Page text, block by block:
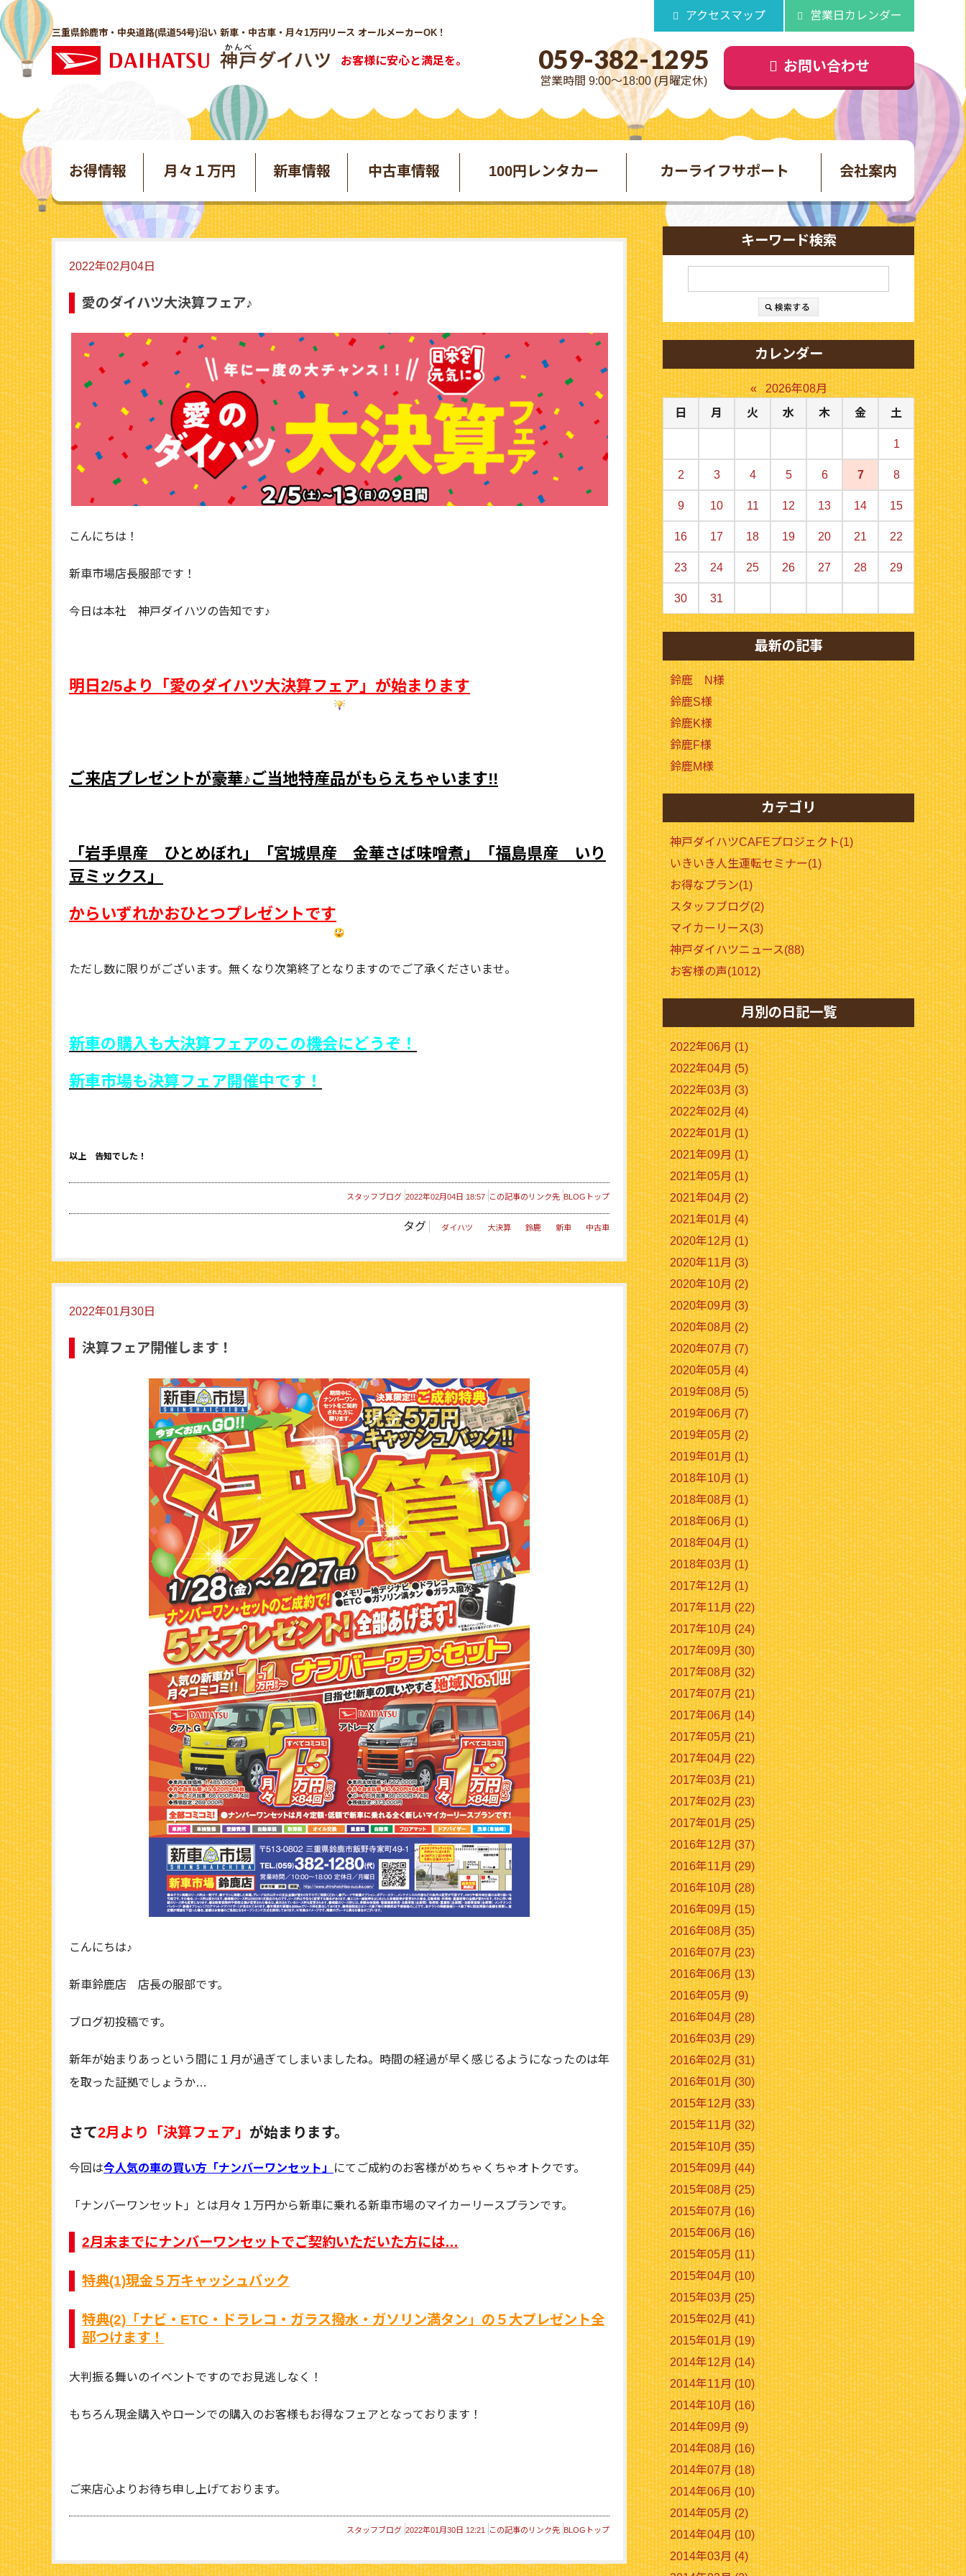
三重県鈴鹿市・中央道路(県道54号)沿い 新車・中古車・月々1万円リース オールメーカーOK！
お客様に安心と満足を。
アクセスマップ 営業日カレンダー
059-382-1295
営業時間 9:00～18:00 (月曜定休)
お問い合わせ
お得情報 月々１万円 新車情報 中古車情報 100円レンタカー カーライフサポート 会社案内
2022年02月04日
愛のダイハツ大決算フェア♪
こんにちは！
新車市場店長服部です！
今日は本社 神戸ダイハツの告知です♪
明日2/5より「愛のダイハツ大決算フェア」が始まります
ご来店プレゼントが豪華♪ご当地特産品がもらえちゃいます!!
「岩手県産 ひとめぼれ」「宮城県産 金華さば味噌煮」「福島県産 いり
豆ミックス」
からいずれかおひとつプレゼントです
ただし数に限りがございます。無くなり次第終了となりますのでご了承くださいませ。
新車の購入も大決算フェアのこの機会にどうぞ！
新車市場も決算フェア開催中です！
以上 告知でした！
スタッフブログ 2022年02月04日 18:57 この記事のリンク先 BLOGトップ
タグ ダイハツ 大決算 鈴鹿 新車 中古車
2022年01月30日
決算フェア開催します！
こんにちは♪
新車鈴鹿店 店長の服部です。
ブログ初投稿です。
新年が始まりあっという間に１月が過ぎてしまいましたね。時間の経過が早く感じるようになったのは年
を取った証拠でしょうか…
さて2月より「決算フェア」 が始まります。
今回は今人気の車の買い方「ナンバーワンセット」 にてご成約のお客様がめちゃくちゃオトクです。
「ナンバーワンセット」とは月々１万円から新車に乗れる新車市場のマイカーリースプランです。
2月末までにナンバーワンセットでご契約いただいた方には…
特典(1)現金５万キャッシュバック
特典(2)「ナビ・ETC・ドラレコ・ガラス撥水・ガソリン満タン」の５大プレゼント全
部つけます！
大判振る舞いのイベントですのでお見逃しなく！
もちろん現金購入やローンでの購入のお客様もお得なフェアとなっております！
ご来店心よりお待ち申し上げております。
スタッフブログ 2022年01月30日 12:21 この記事のリンク先 BLOGトップ
キーワード検索
カレンダー
«
2026年08月
日
月 火 水 木 金 土
1
2 3 4 5 6 7 8
9 10 11 12 13 14 15
16 17 18 19 20 21 22
23 24 25 26 27 28 29
30 31
最新の記事
鈴鹿 N様
鈴鹿S様
鈴鹿K様
鈴鹿F様
鈴鹿M様
カテゴリ
神戸ダイハツCAFEプロジェクト(1)
いきいき人生運転セミナー(1)
お得なプラン(1)
スタッフブログ(2)
マイカーリース(3)
神戸ダイハツニュース(88)
お客様の声(1012)
月別の日記一覧
2022年06月 (1)
2022年04月 (5)
2022年03月 (3)
2022年02月 (4)
2022年01月 (1)
2021年09月 (1)
2021年05月 (1)
2021年04月 (2)
2021年01月 (4)
2020年12月 (1)
2020年11月 (3)
2020年10月 (2)
2020年09月 (3)
2020年08月 (2)
2020年07月 (7)
2020年05月 (4)
2019年08月 (5)
2019年06月 (7)
2019年05月 (2)
2019年01月 (1)
2018年10月 (1)
2018年08月 (1)
2018年06月 (1)
2018年04月 (1)
2018年03月 (1)
2017年12月 (1)
2017年11月 (22)
2017年10月 (24)
2017年09月 (30)
2017年08月 (32)
2017年07月 (21)
2017年06月 (14)
2017年05月 (21)
2017年04月 (22)
2017年03月 (21)
2017年02月 (23)
2017年01月 (25)
2016年12月 (37)
2016年11月 (29)
2016年10月 (28)
2016年09月 (15)
2016年08月 (35)
2016年07月 (23)
2016年06月 (13)
2016年05月 (9)
2016年04月 (28)
2016年03月 (29)
2016年02月 (31)
2016年01月 (30)
2015年12月 (33)
2015年11月 (32)
2015年10月 (35)
2015年09月 (44)
2015年08月 (25)
2015年07月 (16)
2015年06月 (16)
2015年05月 (11)
2015年04月 (10)
2015年03月 (25)
2015年02月 (41)
2015年01月 (19)
2014年12月 (14)
2014年11月 (10)
2014年10月 (16)
2014年09月 (9)
2014年08月 (16)
2014年07月 (18)
2014年06月 (10)
2014年05月 (2)
2014年04月 (10)
2014年03月 (4)